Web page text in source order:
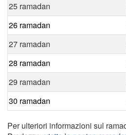
25 ramadan
26 ramadan
27 ramadan
28 ramadan
29 ramadan
30 ramadan
Per ulteriori informazioni sul